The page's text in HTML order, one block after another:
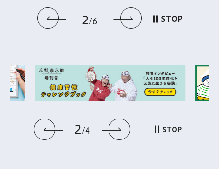
前のスライドを表示
2 6 次のスライドを
STOP
前のスライドを表示
2 4 次のスライドを表
STOP